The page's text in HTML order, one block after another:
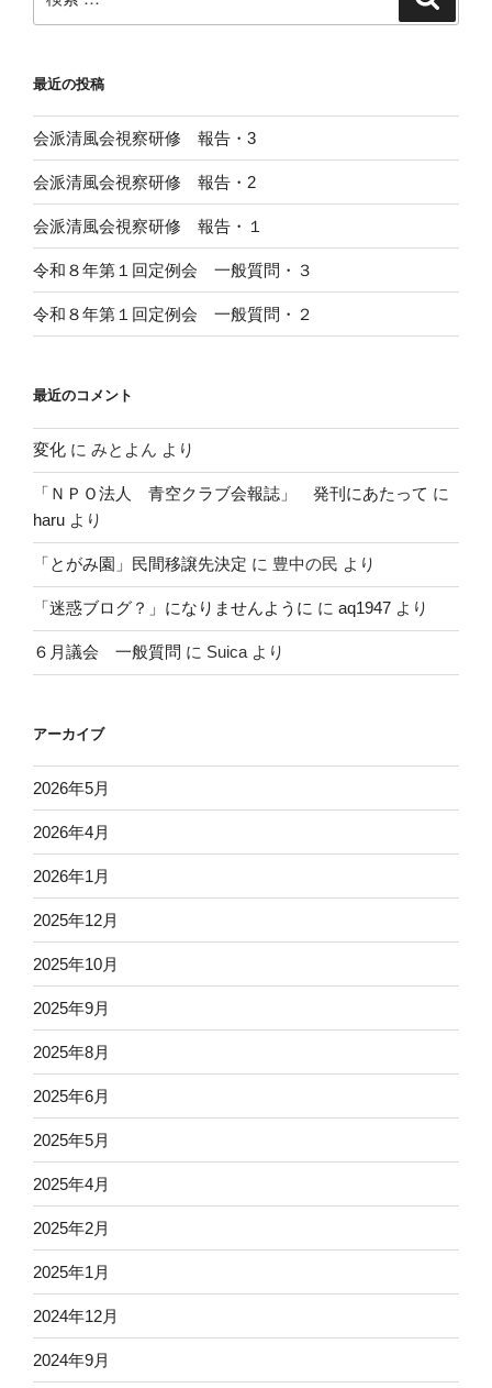
索:
最近の投稿
会派清風会視察研修 報告・3
会派清風会視察研修 報告・2
会派清風会視察研修 報告・１
令和８年第１回定例会 一般質問・３
令和８年第１回定例会 一般質問・２
最近のコメント
変化 に みとよん より
「ＮＰＯ法人 青空クラブ会報誌」 発刊にあたって に
haru より
「とがみ園」民間移譲先決定 に 豊中の民 より
「迷惑ブログ？」になりませんように に aq1947 より
６月議会 一般質問 に Suica より
アーカイブ
2026年5月
2026年4月
2026年1月
2025年12月
2025年10月
2025年9月
2025年8月
2025年6月
2025年5月
2025年4月
2025年2月
2025年1月
2024年12月
2024年9月